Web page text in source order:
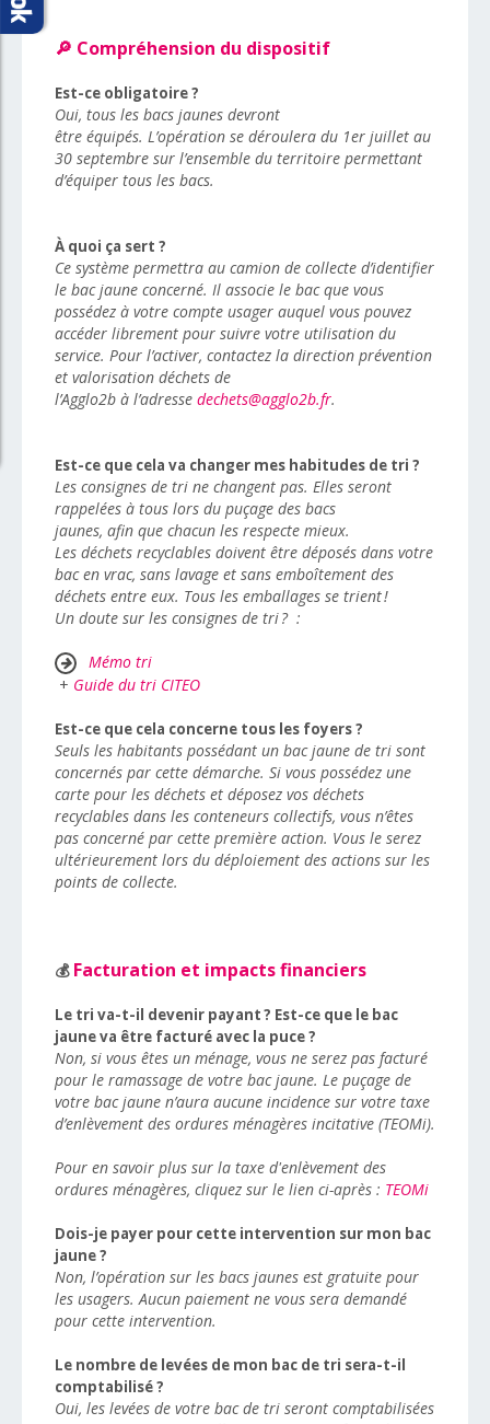
🔎 Compréhension du dispositif
Est-ce obligatoire ?
Oui, tous les bacs jaunes devront
être équipés. L’opération se déroulera du 1er juillet au
30 septembre sur l’ensemble du territoire permettant
d’équiper tous les bacs.
À quoi ça sert ?
Ce système permettra au camion de collecte d’identifier
le bac jaune concerné. Il associe le bac que vous
possédez à votre compte usager auquel vous pouvez
accéder librement pour suivre votre utilisation du
service. Pour l’activer, contactez la direction prévention
et valorisation déchets de
l’Agglo2b à l’adresse dechets@agglo2b.fr.
Est-ce que cela va changer mes habitudes de tri ?
Les consignes de tri ne changent pas. Elles seront
rappelées à tous lors du puçage des bacs
jaunes, afin que chacun les respecte mieux.
Les déchets recyclables doivent être déposés dans votre
bac en vrac, sans lavage et sans emboîtement des
déchets entre eux. Tous les emballages se trient !
Un doute sur les consignes de tri ? :
Mémo tri
+ Guide du tri CITEO
Est-ce que cela concerne tous les foyers ?
Seuls les habitants possédant un bac jaune de tri sont
concernés par cette démarche. Si vous possédez une
carte pour les déchets et déposez vos déchets
recyclables dans les conteneurs collectifs, vous n’êtes
pas concerné par cette première action. Vous le serez
ultérieurement lors du déploiement des actions sur les
points de collecte.
💰Facturation et impacts financiers
Le tri va-t-il devenir payant ? Est-ce que le bac
jaune va être facturé avec la puce ?
Non, si vous êtes un ménage, vous ne serez pas facturé
pour le ramassage de votre bac jaune. Le puçage de
votre bac jaune n’aura aucune incidence sur votre taxe
d’enlèvement des ordures ménagères incitative (TEOMi).
Pour en savoir plus sur la taxe d'enlèvement des
ordures ménagères, cliquez sur le lien ci-après : TEOMi
Dois-je payer pour cette intervention sur mon bac
jaune ?
Non, l’opération sur les bacs jaunes est gratuite pour
les usagers. Aucun paiement ne vous sera demandé
pour cette intervention.
Le nombre de levées de mon bac de tri sera-t-il
comptabilisé ?
Oui, les levées de votre bac de tri seront comptabilisées